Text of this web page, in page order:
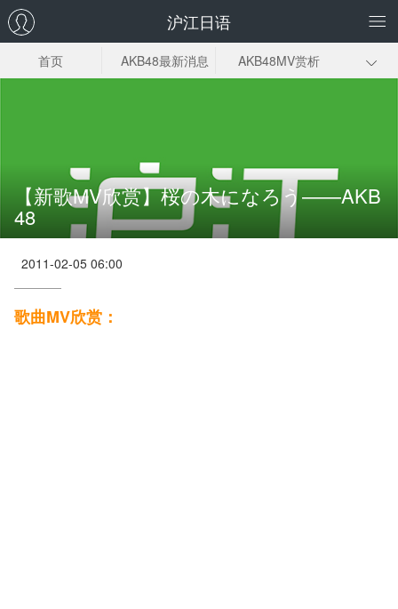
沪江日语
首页 AKB48最新消息 AKB48MV赏析
【新歌MV欣赏】桜の木になろう——AKB
48
2011-02-05 06:00
歌曲MV欣赏：